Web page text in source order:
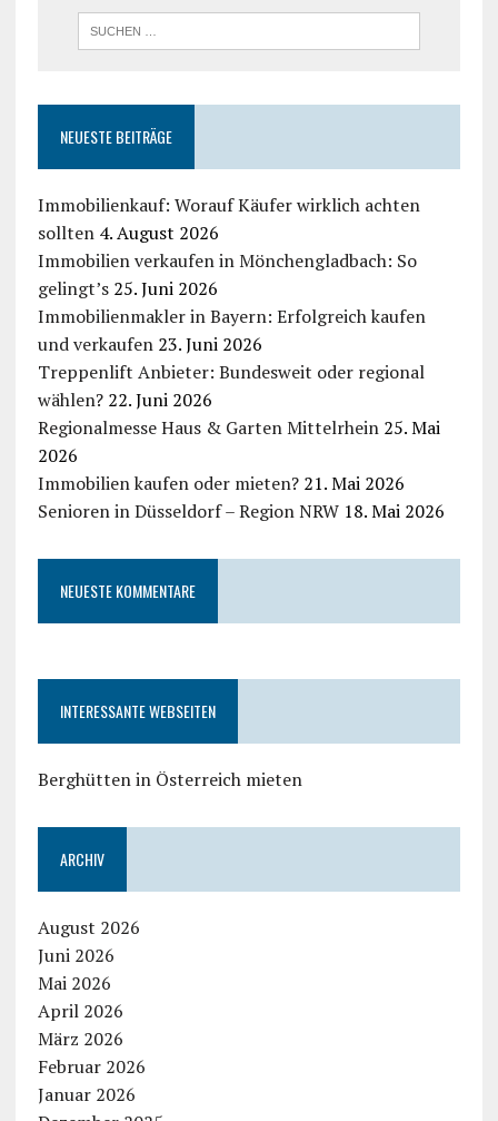
NEUESTE BEITRÄGE
Immobilienkauf: Worauf Käufer wirklich achten
sollten 4. August 2026
Immobilien verkaufen in Mönchengladbach: So
gelingt’s 25. Juni 2026
Immobilienmakler in Bayern: Erfolgreich kaufen
und verkaufen 23. Juni 2026
Treppenlift Anbieter: Bundesweit oder regional
wählen? 22. Juni 2026
Regionalmesse Haus & Garten Mittelrhein 25. Mai
2026
Immobilien kaufen oder mieten? 21. Mai 2026
Senioren in Düsseldorf – Region NRW 18. Mai 2026
NEUESTE KOMMENTARE
INTERESSANTE WEBSEITEN
Berghütten in Österreich mieten
ARCHIV
August 2026
Juni 2026
Mai 2026
April 2026
März 2026
Februar 2026
Januar 2026